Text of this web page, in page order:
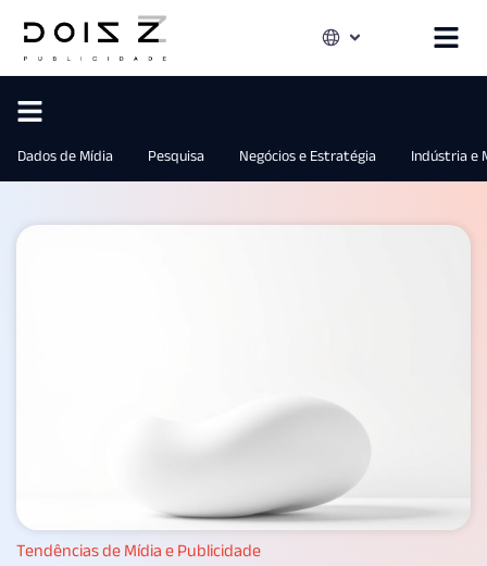
Dados de Mídia Pesquisa Negócios e Estratégia Indústria e
Tendências de Mídia e Publicidade